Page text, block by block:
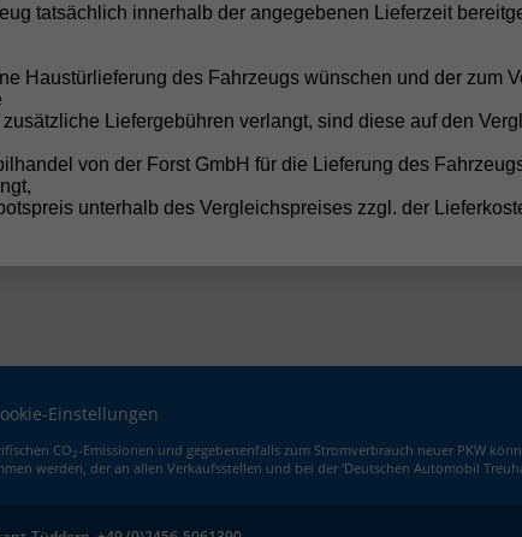
30 Jahren Erfahrung gehören wir zu denTop EU-
Stärke:
Preise
Kaufabwicklung
Service
Lieferung
Einstellungen
CO 2-Emissionen und gegebenenfalls zum Stromverbrauch neuer PKW
werden, der an allen Verkaufsstellen und bei der 'Deutschen Automobil
tatsächlich innerhalb der angegebenen Lieferzeit
Haustürlieferung des Fahrzeugs wünschen und der zum
Liefergebühren verlangt, sind diese auf den
von der Forst GmbH für die Lieferung des
unterhalb des Vergleichspreises zzgl. der